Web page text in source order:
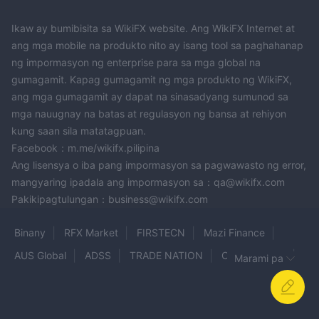
opsyon sa pagbabayad bago pumili CTRL Investments bilang
isang broker, lalo na kung ang mga partikular na paraan ng
pagbabayad ay mahalaga sa iyo.
ang oras ng pagproseso ng withdrawal sa CTRL Investments ay
karaniwang hanggang limang araw ng negosyo. mahalagang
tandaan na ang timeframe na ito ay isang pagtatantya at
maaaring mag-iba depende sa iba't ibang salik, kabilang ang
napiling paraan ng pagbabayad at anumang potensyal na
pagkaantala na dulot ng mga third-party na nagproseso ng
pagbabayad o mga bangko.
Maaaring makipag-ugnayan ang mga kliyente sa customer
support team sa pamamagitan ng iba't ibang channel, kabilang
ang email at telepono. Gayunpaman, ang suporta sa online na
chat ay hindi magagamit sa ngayon. Ang koponan ng suporta
Ikaw ay bumibisita sa WikiFX website. Ang WikiFX Internet at
ang mga mobile na produkto nito ay isang tool sa paghahanap
ng impormasyon ng enterprise para sa mga global na
gumagamit. Kapag gumagamit ng mga produkto ng WikiFX,
ang mga gumagamit ay dapat na sinasadyang sumunod sa
mga nauugnay na batas at regulasyon ng bansa at rehiyon
kung saan sila matatagpuan.
Facebook：m.me/wikifx.pilipina
Ang lisensya o iba pang impormasyon sa pagwawasto ng error,
mangyaring ipadala ang impormasyon sa：qa@wikifx.com
Pakikipagtulungan：business@wikifx.com
Binany RFX Market FIRSTECN
Mazi Finance
AUS Global
ADSS TRADE NATION
OROKU EDGE
Marami pa